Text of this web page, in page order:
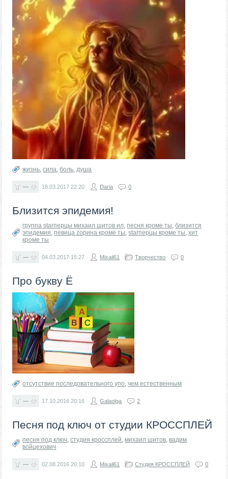
жизнь,сила,боль,душа
— 18.03.201722:20 Daria 0
Близится эпидемия!
группа starперцы михаил шитов ил, песня кроме ты,близится
эпидемия, певица zорина кроме ты,starперцы кроме ты,хит
кроме ты
— 04.03.2017 15:27 Mixail61 Творчество 0
Про букву Ё
отсутствие последовательного упо,чем естественным
— 17.10.201620:16 Galaolga 2
Песня под ключ от студии КРОССПЛЕЙ
песня под ключ,студия кроссплей, михаил шитов, вадим
войцехович
— 02.08.201620:10 Mixail61 Студия КРОССПЛЕЙ 0